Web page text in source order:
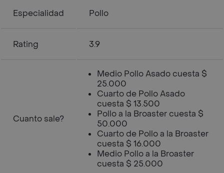
Especialidad Pollo
Rating 3.9
Cuanto sale?
Medio Pollo Asado cuesta $
25.000
Cuarto de Pollo Asado
cuesta $ 13.500
Pollo a la Broaster cuesta $
50.000
Cuarto de Pollo a la Broaster
cuesta $ 16.000
Medio Pollo a la Broaster
cuesta $ 25.000